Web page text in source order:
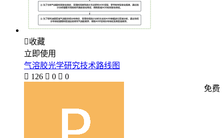
收藏
立即使用
气溶胶光学研究技术路线图
 126  0  0
免费